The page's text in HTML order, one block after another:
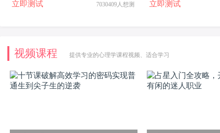
立即测试 7030409人想测
立即测试
视频课程 提供专业的心理学课程视频、适合学习